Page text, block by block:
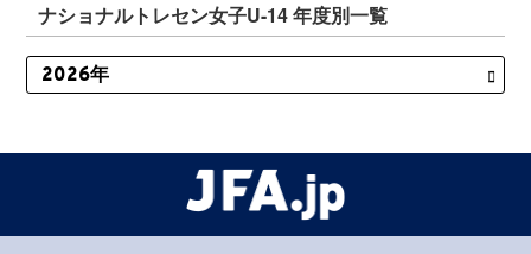
ナショナルトレセン女子U-14 年度別一覧